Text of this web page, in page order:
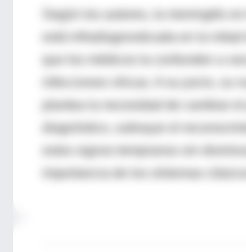
Según los autores, la meningitis en
está infradiagnosticada en la mitad
plantea la necesidad de cambiar el
diagnóstico, subrayar el
estos signos tempranos sin
importancia de los síntomas